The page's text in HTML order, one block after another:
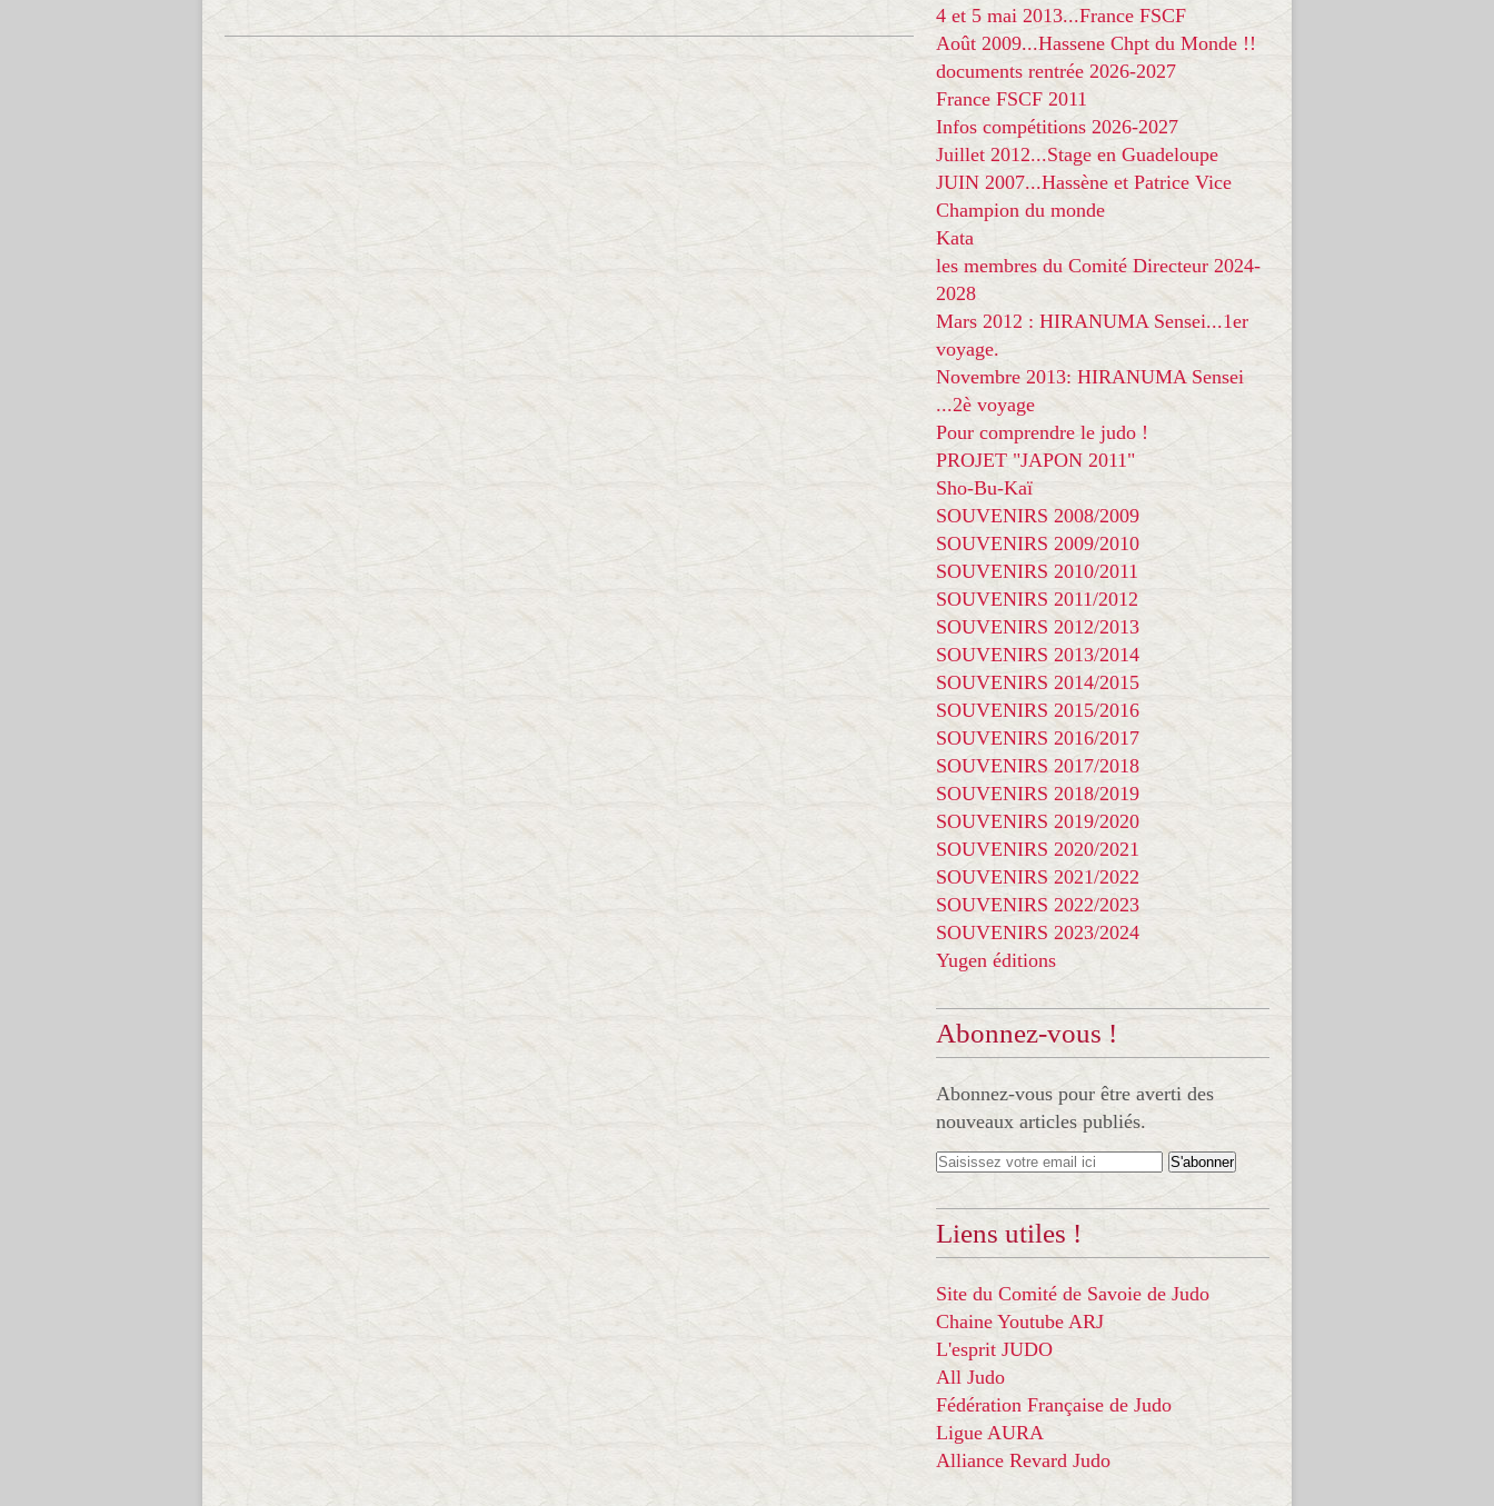
4 et 5 mai 2013...France FSCF
Août 2009...Hassene Chpt du Monde !!
documents rentrée 2026-2027
France FSCF 2011
Infos compétitions 2026-2027
Juillet 2012...Stage en Guadeloupe
JUIN 2007...Hassène et Patrice Vice
Champion du monde
Kata
les membres du Comité Directeur 2024-
2028
Mars 2012 : HIRANUMA Sensei...1er
voyage.
Novembre 2013: HIRANUMA Sensei
...2è voyage
Pour comprendre le judo !
PROJET "JAPON 2011"
Sho-Bu-Kaï
SOUVENIRS 2008/2009
SOUVENIRS 2009/2010
SOUVENIRS 2010/2011
SOUVENIRS 2011/2012
SOUVENIRS 2012/2013
SOUVENIRS 2013/2014
SOUVENIRS 2014/2015
SOUVENIRS 2015/2016
SOUVENIRS 2016/2017
SOUVENIRS 2017/2018
SOUVENIRS 2018/2019
SOUVENIRS 2019/2020
SOUVENIRS 2020/2021
SOUVENIRS 2021/2022
SOUVENIRS 2022/2023
SOUVENIRS 2023/2024
Yugen éditions
Abonnez-vous !
Abonnez-vous pour être averti des
nouveaux articles publiés.
Liens utiles !
Site du Comité de Savoie de Judo
Chaine Youtube ARJ
L'esprit JUDO
All Judo
Fédération Française de Judo
Ligue AURA
Alliance Revard Judo